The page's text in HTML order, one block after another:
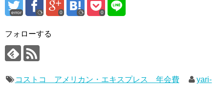
error 0 0
フォローする
コストコ アメリカン・エキスプレス 年会費
yari-